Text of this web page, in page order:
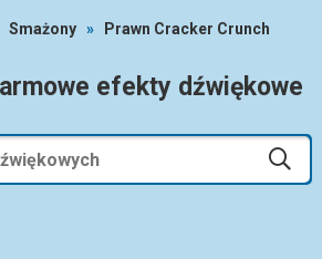
Smażony » Prawn Cracker Crunch
efekty dźwiękowe